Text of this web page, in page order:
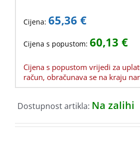
Cijena: 65,36 €
Cijena s popustom: 60,13 €
Cijena s popustom vrijedi za
račun, obračunava se na kraju
Dostupnost artikla: Na zalihi